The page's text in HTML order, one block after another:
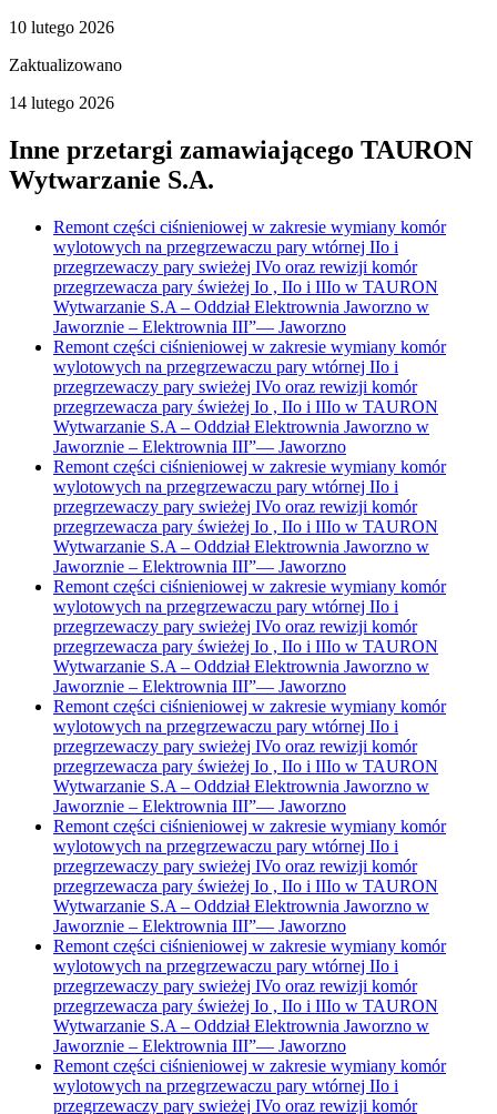
10 lutego 2026
Zaktualizowano
14 lutego 2026
Inne przetargi zamawiającego TAURON
Wytwarzanie S.A.
Remont części ciśnieniowej w zakresie wymiany komór
wylotowych na przegrzewaczu pary wtórnej IIo i
przegrzewaczy pary swieżej IVo oraz rewizji komór
przegrzewacza pary świeżej Io , IIo i IIIo w TAURON
Wytwarzanie S.A – Oddział Elektrownia Jaworzno w
Jaworznie – Elektrownia III”— Jaworzno
Remont części ciśnieniowej w zakresie wymiany komór
wylotowych na przegrzewaczu pary wtórnej IIo i
przegrzewaczy pary swieżej IVo oraz rewizji komór
przegrzewacza pary świeżej Io , IIo i IIIo w TAURON
Wytwarzanie S.A – Oddział Elektrownia Jaworzno w
Jaworznie – Elektrownia III”— Jaworzno
Remont części ciśnieniowej w zakresie wymiany komór
wylotowych na przegrzewaczu pary wtórnej IIo i
przegrzewaczy pary swieżej IVo oraz rewizji komór
przegrzewacza pary świeżej Io , IIo i IIIo w TAURON
Wytwarzanie S.A – Oddział Elektrownia Jaworzno w
Jaworznie – Elektrownia III”— Jaworzno
Remont części ciśnieniowej w zakresie wymiany komór
wylotowych na przegrzewaczu pary wtórnej IIo i
przegrzewaczy pary swieżej IVo oraz rewizji komór
przegrzewacza pary świeżej Io , IIo i IIIo w TAURON
Wytwarzanie S.A – Oddział Elektrownia Jaworzno w
Jaworznie – Elektrownia III”— Jaworzno
Remont części ciśnieniowej w zakresie wymiany komór
wylotowych na przegrzewaczu pary wtórnej IIo i
przegrzewaczy pary swieżej IVo oraz rewizji komór
przegrzewacza pary świeżej Io , IIo i IIIo w TAURON
Wytwarzanie S.A – Oddział Elektrownia Jaworzno w
Jaworznie – Elektrownia III”— Jaworzno
Remont części ciśnieniowej w zakresie wymiany komór
wylotowych na przegrzewaczu pary wtórnej IIo i
przegrzewaczy pary swieżej IVo oraz rewizji komór
przegrzewacza pary świeżej Io , IIo i IIIo w TAURON
Wytwarzanie S.A – Oddział Elektrownia Jaworzno w
Jaworznie – Elektrownia III”— Jaworzno
Remont części ciśnieniowej w zakresie wymiany komór
wylotowych na przegrzewaczu pary wtórnej IIo i
przegrzewaczy pary swieżej IVo oraz rewizji komór
przegrzewacza pary świeżej Io , IIo i IIIo w TAURON
Wytwarzanie S.A – Oddział Elektrownia Jaworzno w
Jaworznie – Elektrownia III”— Jaworzno
Remont części ciśnieniowej w zakresie wymiany komór
wylotowych na przegrzewaczu pary wtórnej IIo i
przegrzewaczy pary swieżej IVo oraz rewizji komór